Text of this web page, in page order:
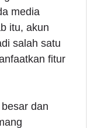
media
itu, akun
salah satu
fitur
dan